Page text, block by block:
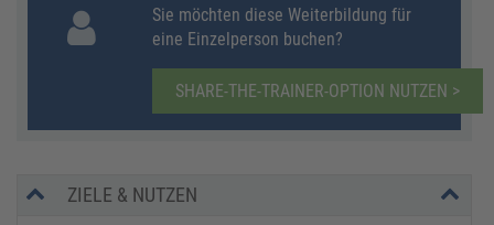
Sie möchten diese Weiterbildung für
eine Einzelperson buchen?
SHARE-THE-TRAINER-OPTION NUTZEN >
ZIELE & NUTZEN